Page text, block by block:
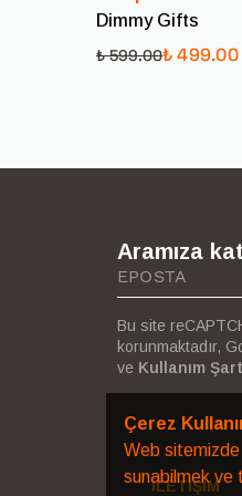
Çerez
Web
sunabilmek ve
iletişime geçebilirsiniz.
Dimmy Gifts
₺ 599.00₺ 499.00
Aramıza
Bu site
korunmaktadır,
ve Kullanım
İLETİŞİM